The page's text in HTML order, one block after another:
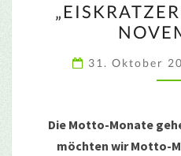
31. Oktober
Die Motto-Monate
möchten wir Motto-